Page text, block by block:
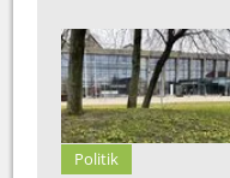
Politik